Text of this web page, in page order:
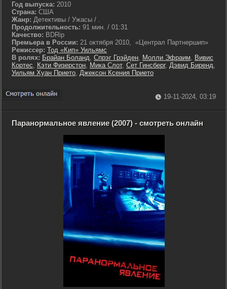
Год выпуска: 2010
Страна: США
Жанр: Детективы / Ужасы / .
Продолжительность: 91 мин. / 01:31
Качество: BDRip
Премьера в России: 21 октября 2010, «Централ Партнершип»
Режиссер: Тод «Кип» Уильямс
В ролях: Брайан Боланд, Спрэг Грэйден, Молли Эфраим, Вивис
Кортес, Кэти Физерстон, Мика Слот, Сет Гинсберг, Дэвид Биренд,
Уильям Хуан Прието, Джексон Ксения Прието
19-11-2024, 03:19
Паранормальное явление (2007) - смотреть онлайн